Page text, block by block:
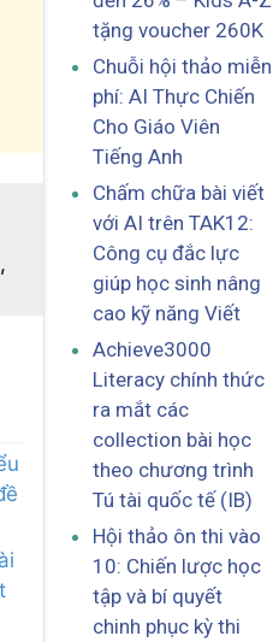
tặng voucher 260K
Chuỗi hội thảo miễn
phí: AI Thực Chiến
Cho Giáo Viên
Tiếng Anh
Chấm chữa bài viết
với AI trên TAK12:
Công cụ đắc lực
giúp học sinh nâng
cao kỹ năng Viết
Achieve3000
Literacy chính thức
ra mắt các
collection bài học
theo chương trình
Tú tài quốc tế (IB)
Hội thảo ôn thi vào
10: Chiến lược học
tập và bí quyết
chinh phục kỳ thi